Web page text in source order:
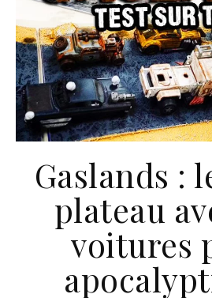
Gaslands :
plateau
voitures